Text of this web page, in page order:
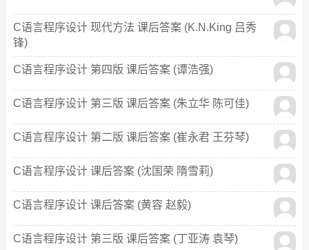
C语言程序设计 现代方法 课后答案 (K.N.King 吕秀
锋)
C语言程序设计 第四版 课后答案 (谭浩强)
C语言程序设计 第三版 课后答案 (朱立华 陈可佳)
C语言程序设计 第二版 课后答案 (崔永君 王芬琴)
C语言程序设计 课后答案 (沈国荣 隋雪莉)
C语言程序设计 课后答案 (黄容 赵毅)
C语言程序设计 第三版 课后答案 (丁亚涛 袁琴)